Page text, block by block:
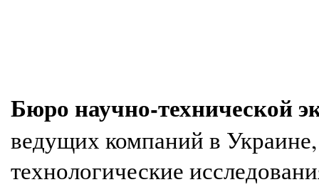
Бюро научно-технической
ведущих компаний в
технологические